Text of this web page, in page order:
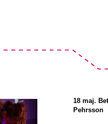
18 maj.
Pehrsson